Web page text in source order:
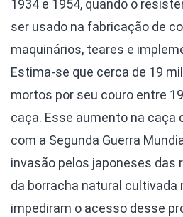
1934 e 1954, quando o
ser usado na fabricação de
maquinários, teares e
Estima-se que cerca de 19
mortos por seu couro entre
caça. Esse aumento na caça
com a Segunda Guerra
invasão pelos japoneses das
da borracha natural cultivada
impediram o acesso desse